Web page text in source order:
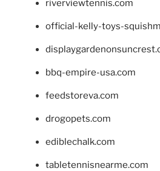
riverviewtennis.com
official-kelly-toys-
bbq-empire-usa.com
feedstoreva.com
drogopets.com
ediblechalk.com
tabletennisnearme.com